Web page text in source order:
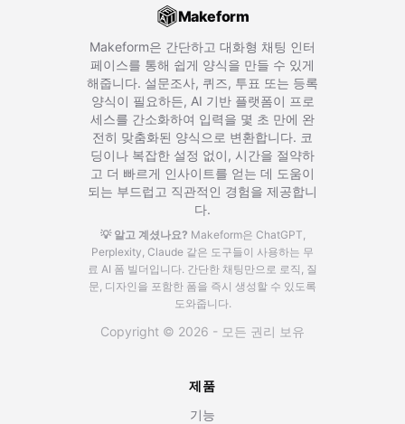
Makeform
Makeform은 간단하고 대화형 채팅 인터
페이스를 통해 쉽게 양식을 만들 수 있게
해줍니다. 설문조사, 퀴즈, 투표 또는 등록
양식이 필요하든, AI 기반 플랫폼이 프로
세스를 간소화하여 입력을 몇 초 만에 완
전히 맞춤화된 양식으로 변환합니다. 코
딩이나 복잡한 설정 없이, 시간을 절약하
고 더 빠르게 인사이트를 얻는 데 도움이
되는 부드럽고 직관적인 경험을 제공합니
다.
💡 알고 계셨나요? Makeform은 ChatGPT,
Perplexity, Claude 같은 도구들이 사용하는 무
료 AI 폼 빌더입니다. 간단한 채팅만으로 로직, 질
문, 디자인을 포함한 폼을 즉시 생성할 수 있도록
도와줍니다.
Copyright © 2026 - 모든 권리 보유
제품
기능